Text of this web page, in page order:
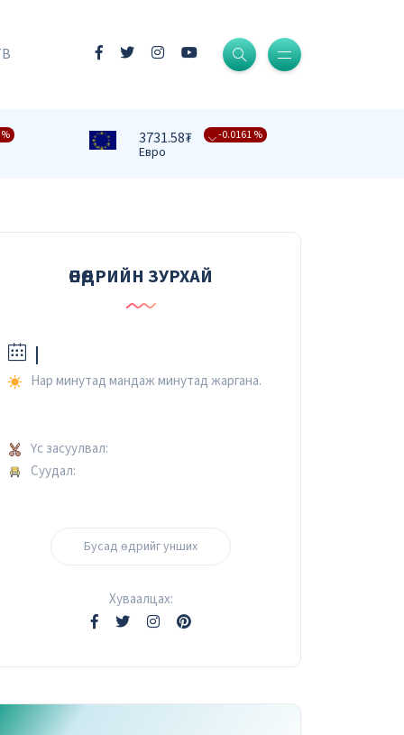
Доллар
4332.82₮ -0.0091 %
Фунт стерлинг
2.59₮
ӨНӨӨДРИЙН ЗУРХАЙ
|
Нар минутад мандаж минутад жаргана.
Үс засуулвал:
Суудал:
Бусад өдрийг унших
Хуваалцах: